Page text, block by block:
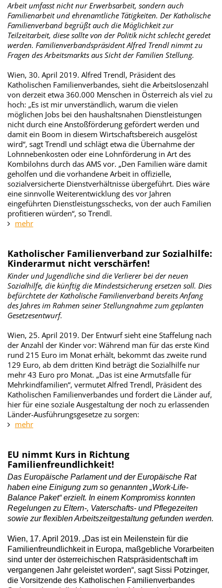
Arbeit umfasst nicht nur Erwerbsarbeit, sondern auch
Familienarbeit und ehrenamtliche Tätigkeiten. Der Katholische
Familienverband begrüßt auch die Möglichkeit zur
Teilzeitarbeit, diese sollte von der Politik nicht schlecht geredet
werden. Familienverbandspräsident Alfred Trendl nimmt zu
Fragen des Arbeitsmarkts aus Sicht der Familien Stellung.
Wien, 30. April 2019. Alfred Trendl, Präsident des
Katholischen Familienverbandes, sieht die Arbeitslosenzahl
von derzeit etwa 360.000 Menschen in Österreich als viel zu
hoch: „Es ist mir unverständlich, warum die vielen
möglichen Jobs bei den haushaltsnahen Dienstleistungen
nicht durch eine Anstoßförderung gefördert werden und
damit ein Boom in diesem Wirtschaftsbereich ausgelöst
wird“, sagt Trendl und schlägt etwa die Übernahme der
Lohnnebenkosten oder eine Lohnförderung in Art des
Kombilohns durch das AMS vor. „Den Familien wäre damit
geholfen und die vorhandene Arbeit in offizielle,
sozialversicherte Dienstverhältnisse übergeführt. Dies wäre
eine sinnvolle Weiterentwicklung des vor Jahren
eingeführten Dienstleistungsschecks, von der auch Familien
profitieren würden“, so Trendl.
mehr
Katholischer Familienverband zur Sozialhilfe:
Kinderarmut nicht verschärfen!
Kinder und Jugendliche sind die Verlierer bei der neuen
Sozialhilfe, die künftig die Mindestsicherung ersetzen soll. Dies
befürchtete der Katholische Familienverband bereits Anfang
des Jahres im Rahmen seiner Stellungnahme zum geplanten
Gesetzesentwurf.
Wien, 25. April 2019. Der Entwurf sieht eine Staffelung nach
der Anzahl der Kinder vor: Während man für das erste Kind
rund 215 Euro im Monat erhält, bekommt das zweite rund
129 Euro, ab dem dritten Kind beträgt die Sozialhilfe nur
mehr 43 Euro pro Monat. „Das ist eine Armutsfalle für
Mehrkindfamilien“, vermutet Alfred Trendl, Präsident des
Katholischen Familienverbandes und fordert die Länder auf,
hier für eine soziale Ausgestaltung der noch zu erlassenden
Länder-Ausführungsgesetze zu sorgen:
mehr
EU nimmt Kurs in Richtung
Familienfreundlichkeit!
Das Europäische Parlament und der Europäische Rat
haben eine Einigung zum so genannten „Work-Life-
Balance Paket“ erzielt. In einem Kompromiss konnten
Regelungen zu Eltern-, Vaterschafts- und Pflegezeiten
sowie zur flexiblen Arbeitszeitgestaltung gefunden werden.
Wien, 17. April 2019. „Das ist ein Meilenstein für die
Familienfreundlichkeit in Europa, maßgebliche Vorarbeiten
sind unter der österreichischen Ratspräsidentschaft im
vergangenen Jahr geleistet worden“, sagt Sissi Potzinger,
die Vorsitzende des Katholischen Familienverbandes